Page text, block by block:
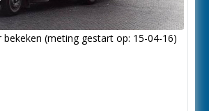
(meting gestart op: 15-04-16)